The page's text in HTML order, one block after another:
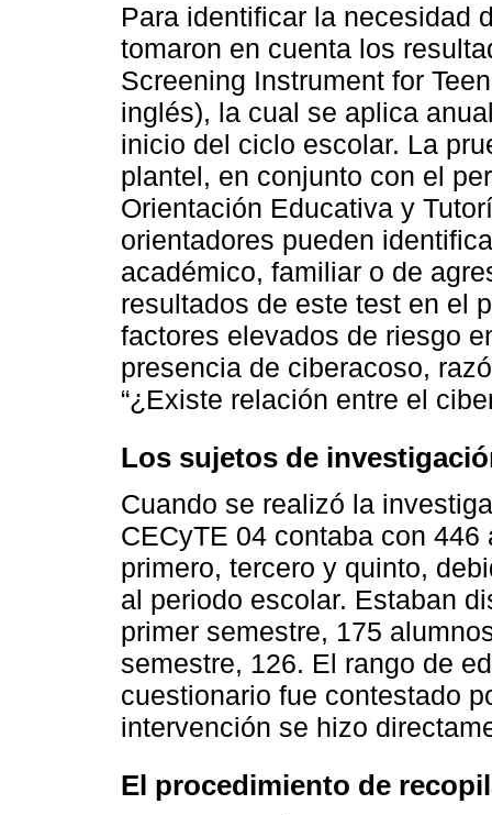
Para identificar la necesidad
tomaron en cuenta los
Screening Instrument for
inglés), la cual se aplica
inicio del ciclo escolar. La
plantel, en conjunto con el
Orientación Educativa y
orientadores pueden
académico, familiar o de
resultados de este test en el
factores elevados de riesgo
presencia de ciberacoso,
“¿Existe relación entre el
Los sujetos de
Cuando se realizó la
CECyTE 04 contaba con
primero, tercero y quinto,
al periodo escolar. Estaban
primer semestre, 175
semestre, 126. El rango de
cuestionario fue contestado
intervención se hizo
El procedimiento de